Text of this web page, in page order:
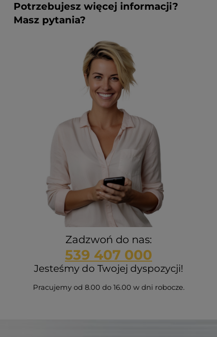
Potrzebujesz więcej informacji?
Masz pytania?
Zadzwoń do nas:
539 407 000
Jesteśmy do Twojej dyspozycji!
Pracujemy od 8.00 do 16.00 w dni robocze.